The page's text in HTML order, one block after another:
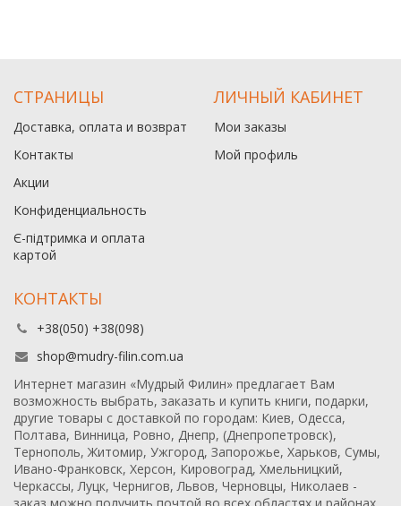
СТРАНИЦЫ
Доставка, оплата и возврат
Контакты
Акции
Конфиденциальность
Є-підтримка и оплата
картой
ЛИЧНЫЙ КАБИНЕТ
Мои заказы
Мой профиль
КОНТАКТЫ
+38(050) +38(098)
shop@mudry-filin.com.ua
Интернет магазин «Мудрый Филин» предлагает Вам
возможность выбрать, заказать и купить книги, подарки,
другие товары с доставкой по городам: Киев, Одесса,
Полтава, Винница, Ровно, Днепр, (Днепропетровск),
Тернополь, Житомир, Ужгород, Запорожье, Харьков, Сумы,
Ивано-Франковск, Херсон, Кировоград, Хмельницкий,
Черкассы, Луцк, Чернигов, Львов, Черновцы, Николаев -